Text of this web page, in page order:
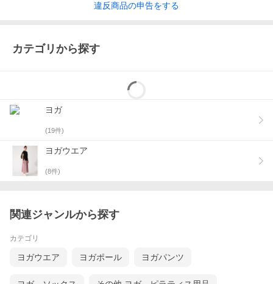
違反商品の申告をする
カテゴリから探す
ヨガ
(19件)
ヨガウエア
(8件)
関連ジャンルから探す
カテゴリ
ヨガウエア ヨガポール ヨガパンツ